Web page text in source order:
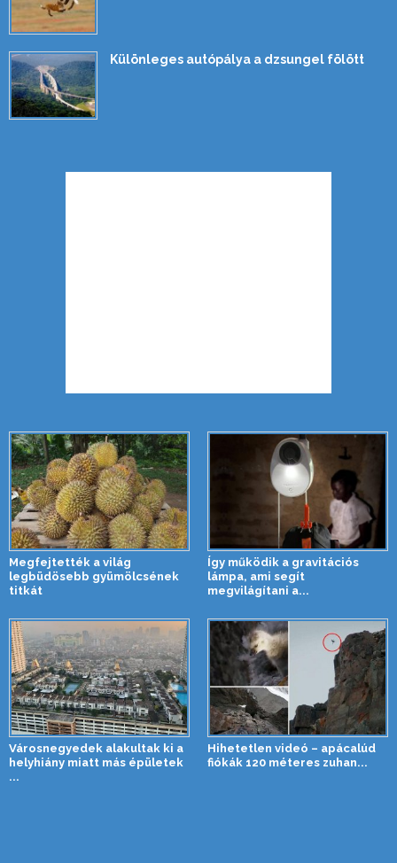
Különleges autópálya a dzsungel fölött
Megfejtették a világ
legbüdösebb gyümölcsének
titkát
Így működik a gravitációs
lámpa, ami segít
megvilágítani a...
Városnegyedek alakultak ki a
helyhiány miatt más épületek
...
Hihetetlen videó – apácalúd
fiókák 120 méteres zuhan...